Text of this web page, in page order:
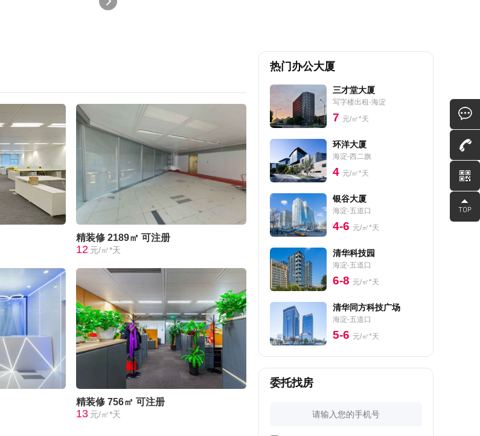
精装修 2189㎡ 可注册
12 元/㎡*天
精装修 756㎡ 可注册
13 元/㎡*天
热门办公大厦
三才堂大厦
写字楼出租-海淀
7 元/㎡*天
环洋大厦
海淀-西二旗
4 元/㎡*天
银谷大厦
海淀-五道口
4-6 元/㎡*天
清华科技园
海淀-五道口
6-8 元/㎡*天
清华同方科技广场
海淀-五道口
5-6 元/㎡*天
委托找房